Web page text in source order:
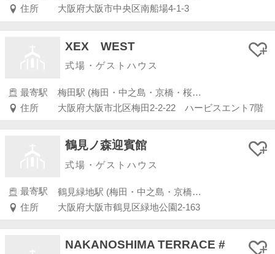
住所
大阪府大阪市中央区南船場4-1-3
XEX WEST
式場・ゲストハウス
最寄駅
梅田駅 (梅田・中之島・京橋・桜ノ宮)
住所
大阪府大阪市北区梅田2-2-22 ハービスエント7階
鶴見ノ森迎賓館
式場・ゲストハウス
最寄駅
鶴見緑地駅 (梅田・中之島・京橋・桜ノ宮)
住所
大阪府大阪市鶴見区緑地公園2-163
NAKANOSHIMA TERRACE #